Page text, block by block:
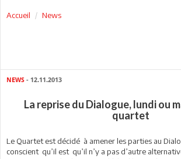
Accueil News
NEWS - 12.11.2013
La reprise du Dialogue, lundi ou
quartet
Le Quartet est décidé à amener les parties au
conscient qu’il est qu’il n’y a pas d’autre